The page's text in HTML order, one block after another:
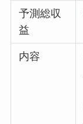
予測総収
益
内容